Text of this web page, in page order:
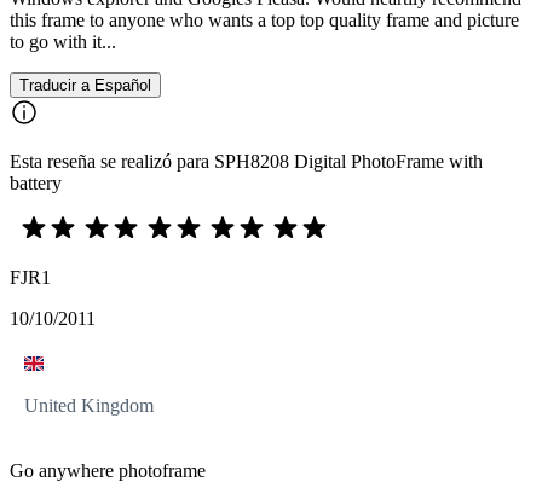
this frame to anyone who wants a top top quality frame and picture
to go with it...
Traducir a Español
Esta reseña se realizó para SPH8208 Digital PhotoFrame with
battery
FJR1
10/10/2011
United Kingdom
Go anywhere photoframe